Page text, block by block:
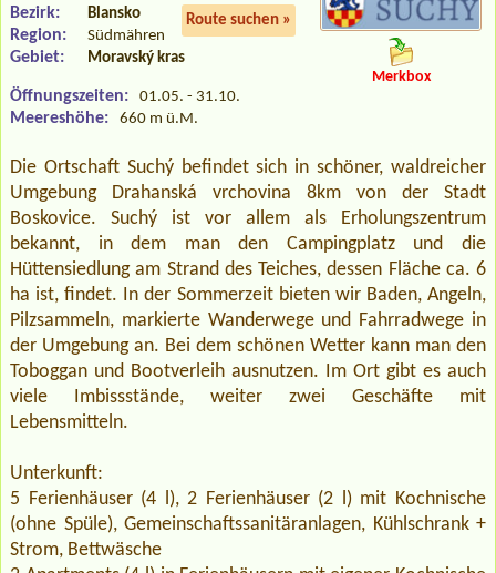
Route suchen »
Bezirk: Blansko
Region: Südmähren
Gebiet: Moravský kras
Öffnungszeiten: 01.05. - 31.10.
Meereshöhe: 660 m ü.M.
Merkbox
Die Ortschaft Suchý befindet sich in schöner, waldreicher
Umgebung Drahanská vrchovina 8km von der Stadt
Boskovice. Suchý ist vor allem als Erholungszentrum
bekannt, in dem man den Campingplatz und die
Hüttensiedlung am Strand des Teiches, dessen Fläche ca. 6
ha ist, findet. In der Sommerzeit bieten wir Baden, Angeln,
Pilzsammeln, markierte Wanderwege und Fahrradwege in
der Umgebung an. Bei dem schönen Wetter kann man den
Toboggan und Bootverleih ausnutzen. Im Ort gibt es auch
viele Imbissstände, weiter zwei Geschäfte mit
Lebensmitteln.
Unterkunft:
5 Ferienhäuser (4 l), 2 Ferienhäuser (2 l) mit Kochnische
(ohne Spüle), Gemeinschaftssanitäranlagen, Kühlschrank +
Strom, Bettwäsche